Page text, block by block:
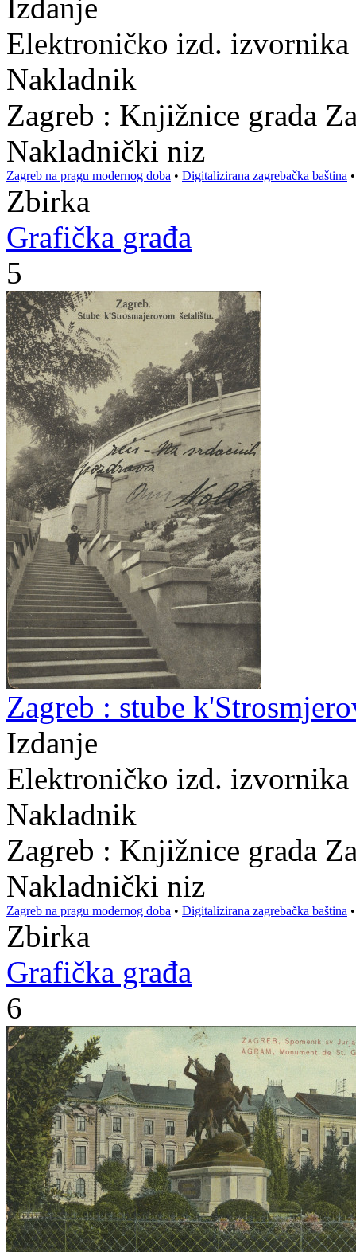
Izdanje
Elektroničko izd.
Nakladnik
Zagreb : Knjižnice grada
Nakladnički niz
Zagreb na pragu modernog doba • Digitalizirana zagrebačka baština
Zbirka
Grafička građa
5
Zagreb : stube
Izdanje
Elektroničko izd.
Nakladnik
Zagreb : Knjižnice grada
Nakladnički niz
Zagreb na pragu modernog doba • Digitalizirana zagrebačka baština
Zbirka
Grafička građa
6